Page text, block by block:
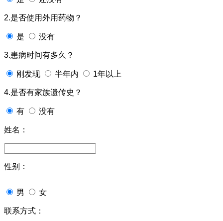
2.是否使用外用药物？
是 没有
3.患病时间有多久？
刚发现 半年内 1年以上
4.是否有家族遗传史？
有 没有
姓名：
性别：
男 女
联系方式：